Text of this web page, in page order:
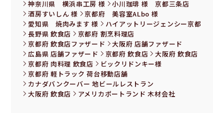
神奈川県 横浜串工房 様
小川珈琲 様 京都三条店
酒房すいしん 様
京都府 美容室ALbo 様
愛知県 焼肉みます 様
ハイアットリージェンシー京都
長野県 飲食店
京都府 割烹料理店
京都府 飲食店ファザード
大阪府 店舗ファザード
広島県 店舗ファザード
京都府 飲食店
大阪府 飲食店
京都府 肉料理 飲食店
ビックリドンキー様
京都府 軽トラック 荷台移動店舗
カナダバンクーバー 地ビールレストラン
大阪府 飲食店
アメリカポートランド 木材会社